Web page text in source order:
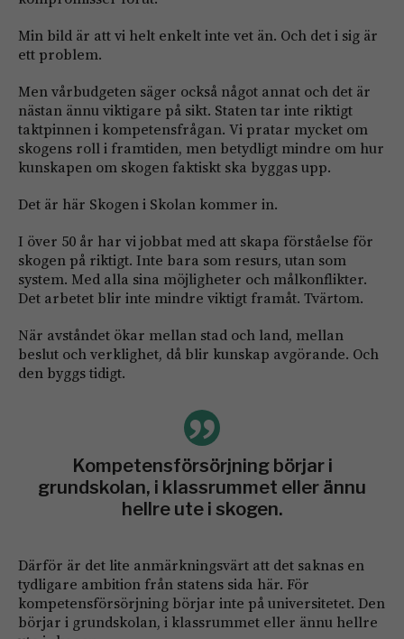
Min bild är att vi helt enkelt inte vet än. Och det i sig är
ett problem.
Men vårbudgeten säger också något annat och det är
nästan ännu viktigare på sikt. Staten tar inte riktigt
taktpinnen i kompetensfrågan. Vi pratar mycket om
skogens roll i framtiden, men betydligt mindre om hur
kunskapen om skogen faktiskt ska byggas upp.
Det är här Skogen i Skolan kommer in.
I över 50 år har vi jobbat med att skapa förståelse för
skogen på riktigt. Inte bara som resurs, utan som
system. Med alla sina möjligheter och målkonflikter.
Det arbetet blir inte mindre viktigt framåt. Tvärtom.
När avståndet ökar mellan stad och land, mellan
beslut och verklighet, då blir kunskap avgörande. Och
den byggs tidigt.
Kompetensförsörjning börjar i
grundskolan, i klassrummet eller ännu
hellre ute i skogen.
Därför är det lite anmärkningsvärt att det saknas en
tydligare ambition från statens sida här. För
kompetensförsörjning börjar inte på universitetet. Den
börjar i grundskolan, i klassrummet eller ännu hellre